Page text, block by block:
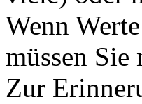
Wenn
müssen
Zur